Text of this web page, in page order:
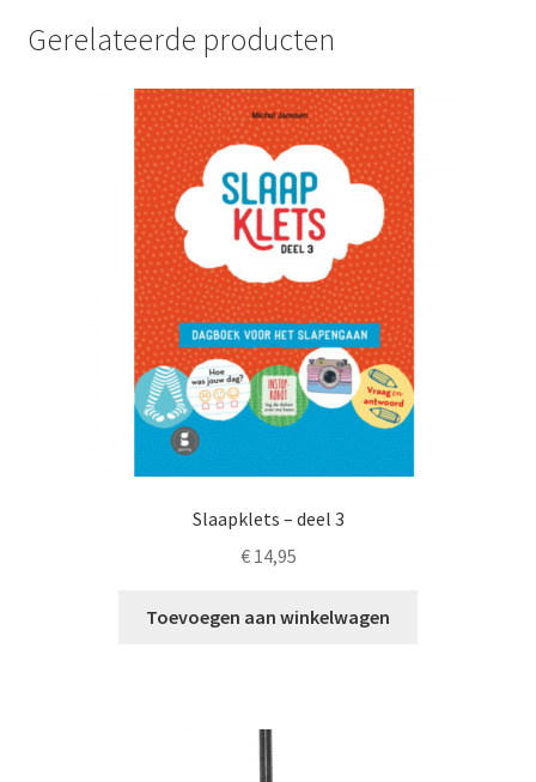
Gerelateerde producten
Slaapklets – deel 3
€14,95
Toevoegen aan winkelwagen